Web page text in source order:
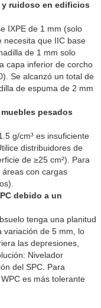
y ruidoso en edificios
IXPE de 1 mm (solo
necesita que IIC base
de 1 mm solo
capa inferior de corcho
Se alcanzó un total de
de espuma de 2 mm
pesados
g/cm³ es insuficiente
distribuidores de
de ≥25 cm²). Para
áreas con cargas
debido a un
tenga una planitud
variación de 5 mm, lo
las depresiones,
Nivelador
del SPC. Para
es más tolerante